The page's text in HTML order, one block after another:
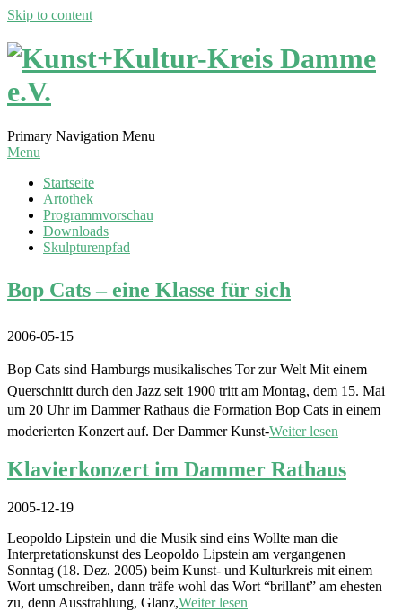
Skip to content
Kunst+Kultur-
Kreis
Damme
e.V.
Primary Navigation Menu
Menu
Startseite
Artothek
Programmvorschau
Downloads
Skulpturenpfad
Bop Cats – eine Klasse für sich
2006-05-15
Bop Cats sind Hamburgs musikalisches Tor zur Welt Mit einem
Querschnitt durch den Jazz seit 1900 tritt am Montag, dem 15. Mai
um 20 Uhr im Dammer Rathaus die Formation Bop Cats in einem
moderierten Konzert auf. Der Dammer Kunst-Weiter lesen
Klavierkonzert im Dammer Rathaus
2005-12-19
Leopoldo Lipstein und die Musik sind eins Wollte man die
Interpretationskunst des Leopoldo Lipstein am vergangenen
Sonntag (18. Dez. 2005) beim Kunst- und Kulturkreis mit einem
Wort umschreiben, dann träfe wohl das Wort “brillant” am ehesten
zu, denn Ausstrahlung, Glanz,Weiter lesen